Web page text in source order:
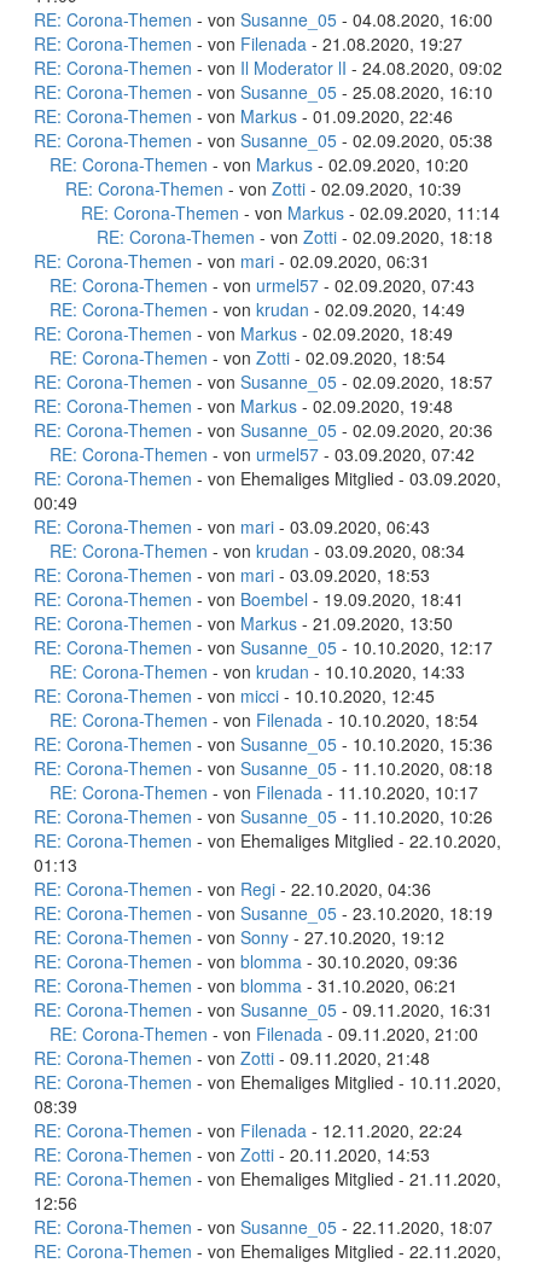
RE: Corona-Themen - von Susanne_05 - 04.08.2020, 16:00
RE: Corona-Themen - von Filenada - 21.08.2020, 19:27
RE: Corona-Themen - von Il Moderator lI - 24.08.2020, 09:02
RE: Corona-Themen - von Susanne_05 - 25.08.2020, 16:10
RE: Corona-Themen - von Markus - 01.09.2020, 22:46
RE: Corona-Themen - von Susanne_05 - 02.09.2020, 05:38
RE: Corona-Themen - von Markus - 02.09.2020, 10:20
RE: Corona-Themen - von Zotti - 02.09.2020, 10:39
RE: Corona-Themen - von Markus - 02.09.2020, 11:14
RE: Corona-Themen - von Zotti - 02.09.2020, 18:18
RE: Corona-Themen - von mari - 02.09.2020, 06:31
RE: Corona-Themen - von urmel57 - 02.09.2020, 07:43
RE: Corona-Themen - von krudan - 02.09.2020, 14:49
RE: Corona-Themen - von Markus - 02.09.2020, 18:49
RE: Corona-Themen - von Zotti - 02.09.2020, 18:54
RE: Corona-Themen - von Susanne_05 - 02.09.2020, 18:57
RE: Corona-Themen - von Markus - 02.09.2020, 19:48
RE: Corona-Themen - von Susanne_05 - 02.09.2020, 20:36
RE: Corona-Themen - von urmel57 - 03.09.2020, 07:42
RE: Corona-Themen - von Ehemaliges Mitglied - 03.09.2020,
00:49
RE: Corona-Themen - von mari - 03.09.2020, 06:43
RE: Corona-Themen - von krudan - 03.09.2020, 08:34
RE: Corona-Themen - von mari - 03.09.2020, 18:53
RE: Corona-Themen - von Boembel - 19.09.2020, 18:41
RE: Corona-Themen - von Markus - 21.09.2020, 13:50
RE: Corona-Themen - von Susanne_05 - 10.10.2020, 12:17
RE: Corona-Themen - von krudan - 10.10.2020, 14:33
RE: Corona-Themen - von micci - 10.10.2020, 12:45
RE: Corona-Themen - von Filenada - 10.10.2020, 18:54
RE: Corona-Themen - von Susanne_05 - 10.10.2020, 15:36
RE: Corona-Themen - von Susanne_05 - 11.10.2020, 08:18
RE: Corona-Themen - von Filenada - 11.10.2020, 10:17
RE: Corona-Themen - von Susanne_05 - 11.10.2020, 10:26
RE: Corona-Themen - von Ehemaliges Mitglied - 22.10.2020,
01:13
RE: Corona-Themen - von Regi - 22.10.2020, 04:36
RE: Corona-Themen - von Susanne_05 - 23.10.2020, 18:19
RE: Corona-Themen - von Sonny - 27.10.2020, 19:12
RE: Corona-Themen - von blomma - 30.10.2020, 09:36
RE: Corona-Themen - von blomma - 31.10.2020, 06:21
RE: Corona-Themen - von Susanne_05 - 09.11.2020, 16:31
RE: Corona-Themen - von Filenada - 09.11.2020, 21:00
RE: Corona-Themen - von Zotti - 09.11.2020, 21:48
RE: Corona-Themen - von Ehemaliges Mitglied - 10.11.2020,
08:39
RE: Corona-Themen - von Filenada - 12.11.2020, 22:24
RE: Corona-Themen - von Zotti - 20.11.2020, 14:53
RE: Corona-Themen - von Ehemaliges Mitglied - 21.11.2020,
12:56
RE: Corona-Themen - von Susanne_05 - 22.11.2020, 18:07
RE: Corona-Themen - von Ehemaliges Mitglied - 22.11.2020,